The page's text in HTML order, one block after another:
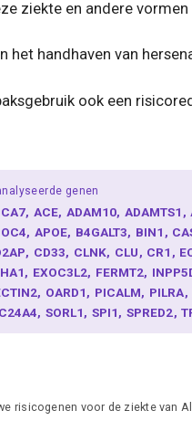
ziekte en andere
het handhaven van
ook een
genen
ACE ADAM10 ADAMTS1
APOE B4GALT3 BIN1
CD33 CLNK CLU CR1
EXOC3L2 FERMT2
OARD1 PICALM PILRA
SORL1 SPI1 SPRED2
risicogenen voor de ziekte van